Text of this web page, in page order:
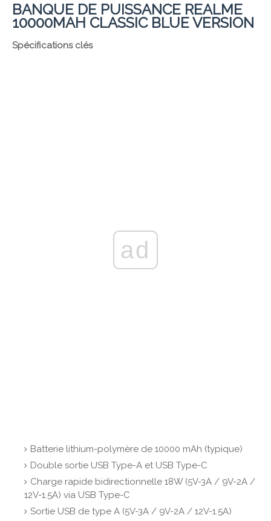
BANQUE DE PUISSANCE REALME
10000MAH CLASSIC BLUE VERSION
Spécifications clés
ad
Batterie lithium-polymère de 10000 mAh (typique)
Double sortie USB Type-A et USB Type-C
Charge rapide bidirectionnelle 18W (5V-3A / 9V-2A /
12V-1.5A) via USB Type-C
Sortie USB de type A (5V-3A / 9V-2A / 12V-1.5A)